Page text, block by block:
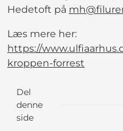
Hedetoft på
Læs mere her:
https://
kroppen-forrest
Del
denne
side